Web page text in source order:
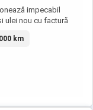
impecabil
ulei nou cu factură
cauciucuri iarna
Senzori parcare
6% Se pot lua 3 luni
km